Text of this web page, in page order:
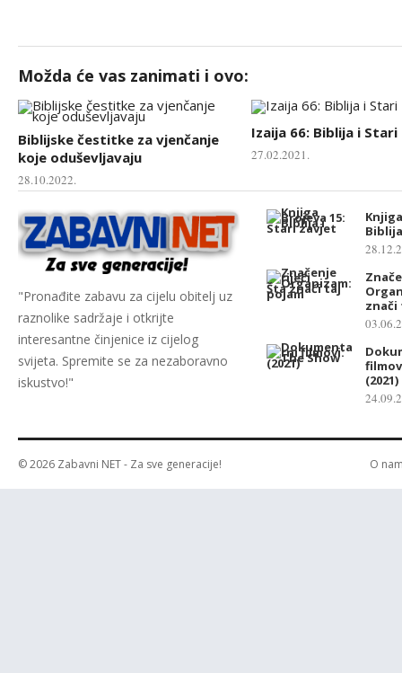
Možda će vas zanimati i ovo:
Biblijske čestitke za vjenčanje
koje oduševljavaju
28.10.2022.
Izaija 66: Biblija i
27.02.2021.
"Pronađite zabavu za cijelu obitelj uz
raznolike sadržaje i otkrijte
interesantne činjenice iz cijelog
svijeta. Spremite se za nezaboravno
iskustvo!"
znači
(2021)
© 2026 Zabavni NET- Za sve generacije! O